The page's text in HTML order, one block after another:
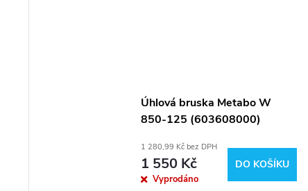
Úhlová bruska Metabo W
850-125 (603608000)
1 280,99 Kč bez DPH
1 550 Kč
Vyprodáno
DO KOŠÍKU